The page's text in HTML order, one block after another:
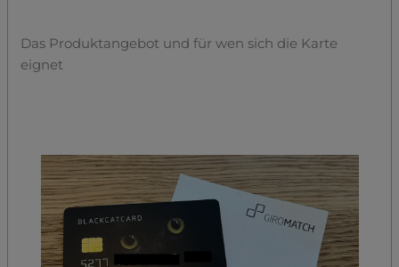
Das Produktangebot und für wen sich die Karte
eignet